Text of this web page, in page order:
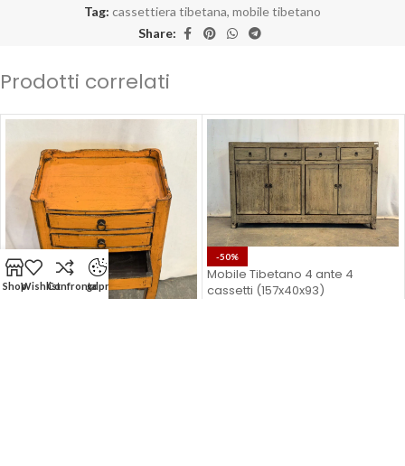
Tag: cassettiera tibetana, mobile tibetano
Share:
Prodotti correlati
-50%
Mobile Tibetano 4 ante 4
cassetti (157x40x93)
ShopWishlistConfrontagdpr